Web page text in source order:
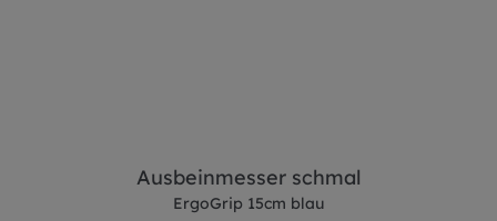
Ausbeinmesser schmal
ErgoGrip 15cm blau